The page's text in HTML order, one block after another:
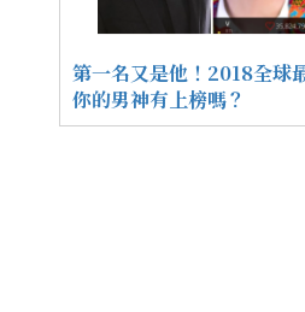
第一名又是他！2018全球
你的男神有上榜嗎？